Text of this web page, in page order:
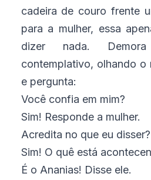
cadeira de couro frente
para a mulher, essa
dizer nada.
contemplativo, olhando o
e pergunta:
Você confia em mim?
Sim! Responde a mulher.
Acredita no que eu disser?
Sim! O quê está
É o Ananias! Disse ele.